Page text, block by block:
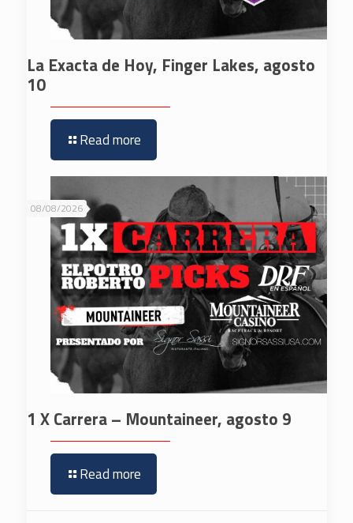
La Exacta de Hoy, Finger Lakes, agosto
10
Read more
08/08/2026
1 X Carrera – Mountaineer, agosto 9
Read more